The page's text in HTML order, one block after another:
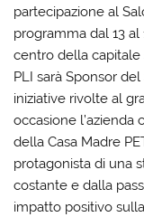
partecipazione al
programma dal 13
centro della capitale
PLI sarà Sponsor
iniziative rivolte al
occasione l’azienda
della Casa Madre
protagonista di una
costante e dalla
impatto positivo